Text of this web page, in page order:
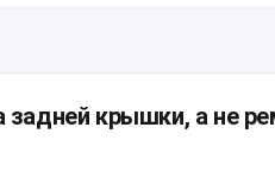
задней крышки, а не